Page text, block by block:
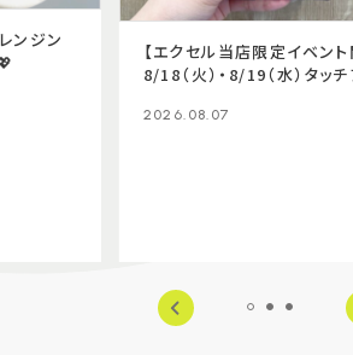
ンジン
【エクセル当店限定イベント
8/18（火）・8/19（水）タッ
2026.08.07